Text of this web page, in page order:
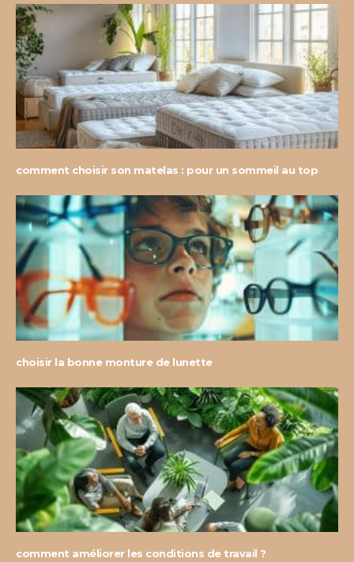
comment choisir son matelas : pour un sommeil au top
choisir la bonne monture de lunette
comment améliorer les conditions de travail ?